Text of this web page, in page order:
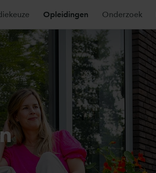
Opleidingen Onderzoek